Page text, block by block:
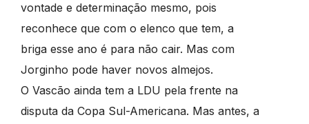
vontade e determinação mesmo, pois
reconhece que com o elenco que tem, a
briga esse ano é para não cair. Mas com
Jorginho pode haver novos almejos.
O Vascão ainda tem a LDU pela frente na
disputa da Copa Sul-Americana. Mas antes, a